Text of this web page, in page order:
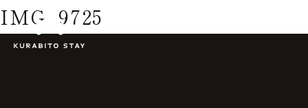
IMG_9725